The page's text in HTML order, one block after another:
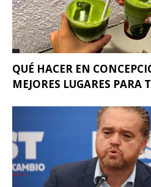
QUÉ HACER EN
MEJORES LUGARES PARA